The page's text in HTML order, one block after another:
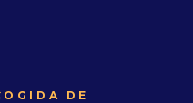
DE